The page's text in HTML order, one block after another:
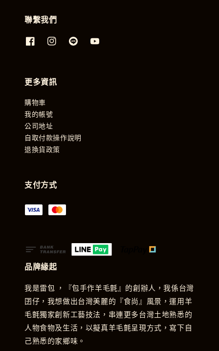
聯繫我們
更多資訊
購物車
我的帳號
公司地址
自取付款操作說明
退換貨政策
支付方式
品牌緣起
我是雷包 ，『包手作羊毛氈』的創辦人，我係台灣
囝仔，我想做出台灣美麗的『食尚』風景，運用羊
毛氈獨家創新工藝技法，串連更多台灣土地熟悉的
人物食物及生活，以擬真羊毛氈呈現方式，寫下自
己熟悉的家鄉味。